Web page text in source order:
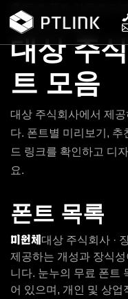
홈/
무료 폰트 모음
대상 주
트 모음
대상 주식회사에서 제
다. 폰트별 미리보기, 추
드 링크를 확인하고 디
요.
폰트 목록
미원체대상 주식회사 ·
제공하는 개성과 장식
니다. 눈누의 무료 폰트
어 있으며, 개인 및 상업